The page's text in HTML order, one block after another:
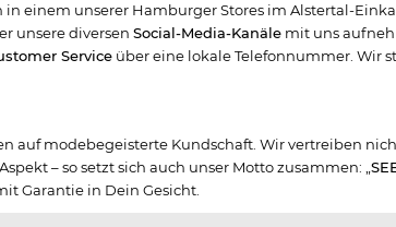
in einem unserer Hamburger Stores im Alstertal-
unsere diversen Social-Media-Kanälemit uns
Serviceüber eine lokale Telefonnummer. Wir
auf modebegeisterte Kundschaft. Wir vertreiben
– so setzt sich auch unser Motto zusammen: „
Garantie in Dein Gesicht.